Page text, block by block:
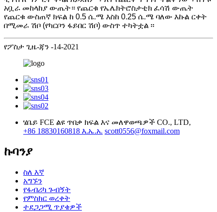
አቧራ መከላከያ ውጤት። የጨርቁ የኤሌክትሮስታቲክ ፈሳሽ ውጤት
የጨርቁ ውስጠኛ ክፍል ከ 0.5 ሴ.ሜ እስከ 0.25 ሴ.ሜ ባለው እኩል ርቀት
በሚመራ ሽቦ (የካርቦን ፋይበር ሽቦ) ውስጥ ተካትቷል ፡፡
የፖስታ ጊዜ-ጃን -14-2021
ሄቤይ FCE ልዩ ጥበቃ ክፍል እና መለዋወጫዎች CO., LTD,
+86 18830160818 እ.ኤ.አ. scott0556@foxmail.com
ኩባንያ
ስለ እኛ
አግኙን
የፋብሪካ ጉብኝት
የምስክር ወረቀት
ተደጋጋሚ ጥያቄዎች